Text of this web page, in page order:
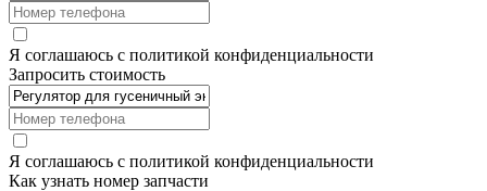
Я соглашаюсь с политикой конфиденциальности
Запросить стоимость
Я соглашаюсь с политикой конфиденциальности
Как узнать номер запчасти